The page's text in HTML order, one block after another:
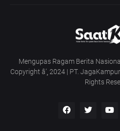
Mengupas Ragam Berita
Copyright â’¸ 2024 | PT.
Rights